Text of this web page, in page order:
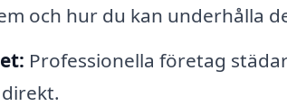
och hur du kan underhålla
Professionella företag